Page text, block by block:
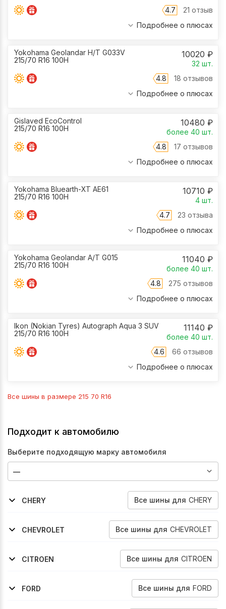
4.7
21 отзыв
Подробнее о плюсах
Yokohama Geolandar H/T G033V
215/70 R16 100H
10020 ₽
32 шт.
4.8
18 отзывов
Подробнее о плюсах
Gislaved EcoControl
215/70 R16 100H
10480 ₽
более 40 шт.
4.8
17 отзывов
Подробнее о плюсах
Yokohama Bluearth-XT AE61
215/70 R16 100H
10710 ₽
4 шт.
4.7
23 отзыва
Подробнее о плюсах
Yokohama Geolandar A/T G015
215/70 R16 100H
11040 ₽
более 40 шт.
4.8
275 отзывов
Подробнее о плюсах
Ikon (Nokian Tyres) Autograph Aqua 3 SUV
215/70 R16 100H
11140 ₽
более 40 шт.
4.6
66 отзывов
Подробнее о плюсах
Все шины в размере 215 70 R16
Подходит к автомобилю
Выберите подходящую марку автомобиля
CHERY Все шины для CHERY
2012-2016
CHEVROLET
Все шины для CHEVROLET
2011-2016
2006-2010
CITROEN
Все шины для CITROEN
2007-2013
2012-2016
FORD
Все шины для FORD